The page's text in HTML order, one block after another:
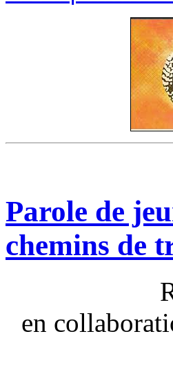
Parole de
chemins de
en